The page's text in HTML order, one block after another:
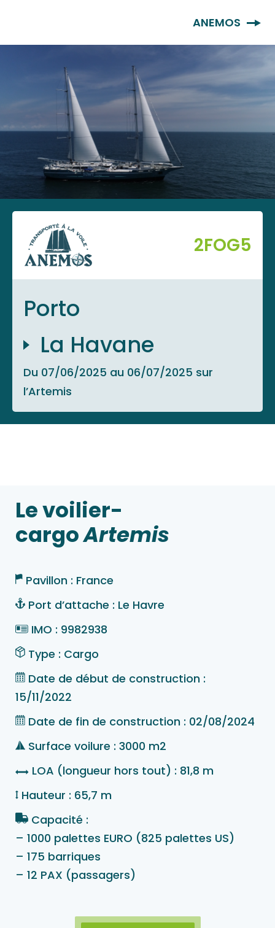
ANEMOS
2FOG5
Porto
La Havane
Du 07/06/2025 au 06/07/2025 sur
l’Artemis
Le voilier-
cargoArtemis
Pavillon : France
Port d’attache : Le Havre
IMO : 9982938
Type : Cargo
Date de début de construction :
15/11/2022
Date de fin de construction : 02/08/2024
Surface voilure : 3000 m2
LOA (longueur hors tout) : 81,8 m
Hauteur : 65,7 m
Capacité :
– 1000 palettes EURO (825 palettes US)
– 175 barriques
– 12 PAX (passagers)